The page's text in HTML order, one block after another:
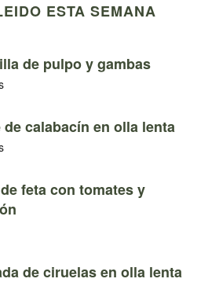
ESTA SEMANA
de pulpo y gambas
calabacín en olla lenta
feta con tomates y
de ciruelas en olla lenta